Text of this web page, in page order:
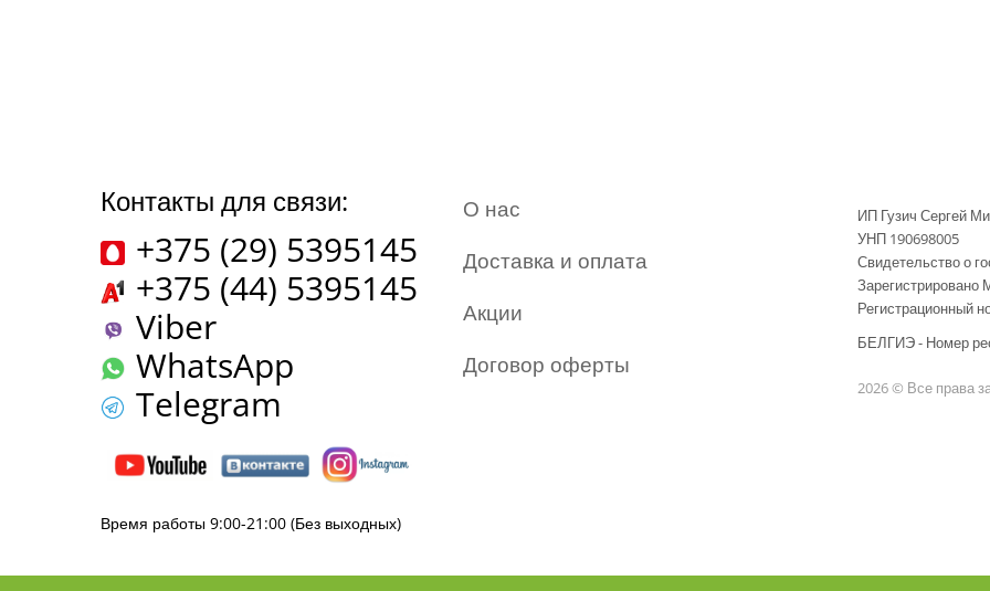
Контакты для связи:
+375 (29) 5395145
+375 (44) 5395145
Viber
WhatsApp
Telegram
Время работы 9:00-21:00 (Без выходных)
О нас
Доставка и оплата
Акции
Договор оферты
ИП Гузич Сергей
УНП 190698005
Свидетельство о
Зарегистрировано
Регистрационный
БЕЛГИЭ - Номер
2026 © Все права